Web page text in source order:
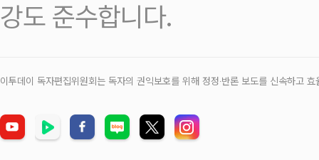
강도 준수합니다.
이투데이 독자편집위원회는 독자의 권익보호를 위해 정정‧반론 보도를 신속하고